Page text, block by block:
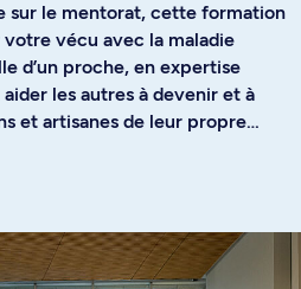
sur le mentorat, cette formation
vécu avec la maladie
d’un proche, en expertise
les autres à devenir et à
et artisanes de leur propre
vous prépare à :
curative de la maladie